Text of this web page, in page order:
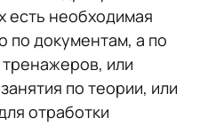
есть необходимая
по документам, а по
или
по теории, или
отработки